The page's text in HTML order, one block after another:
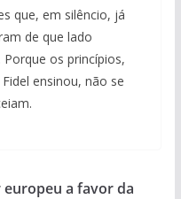
que, em silêncio, já
de que lado
Porque os princípios,
ensinou, não se
europeu a favor da